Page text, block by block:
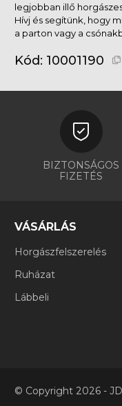
legjobban illő
Hívj és segítünk, hogy
a parton vagy a
Kód: 10001190
BIZTONSÁGOS
FIZETÉS
VÁSÁRLÁS
Horgászfelszerelés
Ruházat
Lábbeli
© Copyright 2026 -